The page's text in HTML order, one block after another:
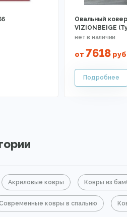
Овальный ковер
VIZIONBEIGE
от 7618 руб
Акриловые ковры Ковры из
ковры в спальню